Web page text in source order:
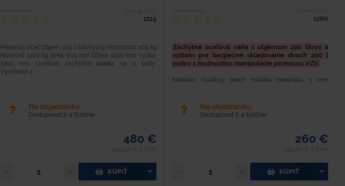
1215
Materiál: Oceľ Objem: 205 l (záchytný) Hmotnosť: 104 kg
Nosnosť: 1200 kg Šírka: 600 mm Dĺžka: 1200 mm Výška:
1300 mm Oceľová záchytná paleta na 2 sudy.
Vyrobená z...
Na objednávku
Dostupnosť 2-4 týždne
480 €
KÚPIŤ
1260
Záchytná oceľová vaňa s objemom 220 litrov a
roštom pre bezpečné skladovanie dvoch 200 l
sudov s možnosťou manipulácie pomocou VZV.
Materiál: Oceľový plech Hrúbka materiálu: 3 mm
lakovaná záchytná...
Na objednávku
Dostupnosť 2-4 týždne
260 €
KÚPIŤ